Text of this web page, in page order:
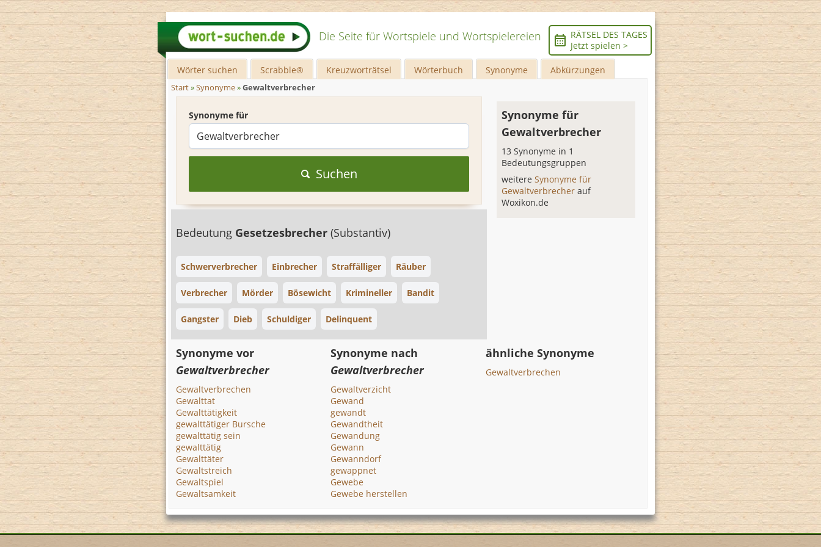
Die Seite für Wortspiele und Wortspielereien
RÄTSEL DES TAGES
Jetzt spielen >
Wörter suchen Scrabble® Kreuzworträtsel Wörterbuch Synonyme Abkürzungen
Start»Synonyme»Gewaltverbrecher
Synonyme für
Suchen
Bedeutung Gesetzesbrecher (Substantiv)
Schwerverbrecher Einbrecher Straffälliger Räuber
Verbrecher Mörder Bösewicht Krimineller Bandit
Gangster Dieb Schuldiger Delinquent
Synonyme für
Gewaltverbrecher
13 Synonyme in 1
Bedeutungsgruppen
weitereSynonyme für
Gewaltverbrecherauf
Woxikon.de
Synonyme vor
Gewaltverbrecher
Gewaltverbrechen
Gewalttat
Gewalttätigkeit
gewalttätiger Bursche
gewalttätig sein
gewalttätig
Gewalttäter
Gewaltstreich
Gewaltspiel
Gewaltsamkeit
Synonyme nach
Gewaltverbrecher
Gewaltverzicht
Gewand
gewandt
Gewandtheit
Gewandung
Gewann
Gewanndorf
gewappnet
Gewebe
Gewebe herstellen
ähnliche Synonyme
Gewaltverbrechen